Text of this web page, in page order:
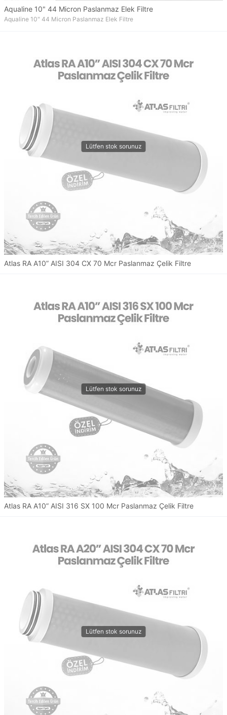
Aqualine 10" 44 Micron Paslanmaz Elek Filtre
Aqualine 10" 44 Micron Paslanmaz Elek Filtre
Atlas RA A10” AISI 304 CX 70 Mcr Paslanmaz Çelik Filtre
Atlas RA A10” AISI 316 SX 100 Mcr Paslanmaz Çelik Filtre